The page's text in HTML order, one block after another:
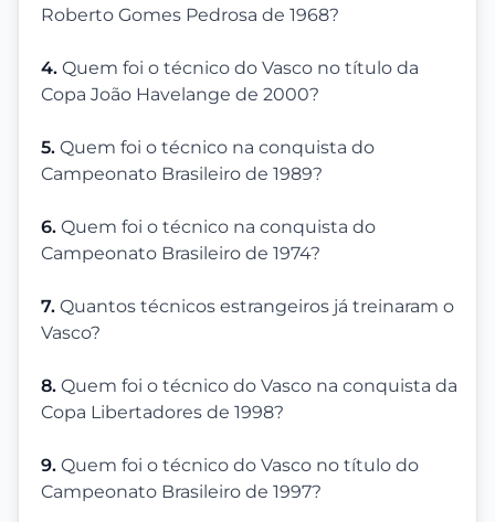
Roberto Gomes Pedrosa de 1968?
4. Quem foi o técnico do Vasco no título da
Copa João Havelange de 2000?
5. Quem foi o técnico na conquista do
Campeonato Brasileiro de 1989?
6. Quem foi o técnico na conquista do
Campeonato Brasileiro de 1974?
7. Quantos técnicos estrangeiros já treinaram o
Vasco?
8. Quem foi o técnico do Vasco na conquista da
Copa Libertadores de 1998?
9. Quem foi o técnico do Vasco no título do
Campeonato Brasileiro de 1997?